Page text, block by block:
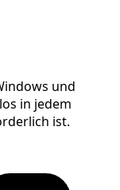
und
in jedem
ist.